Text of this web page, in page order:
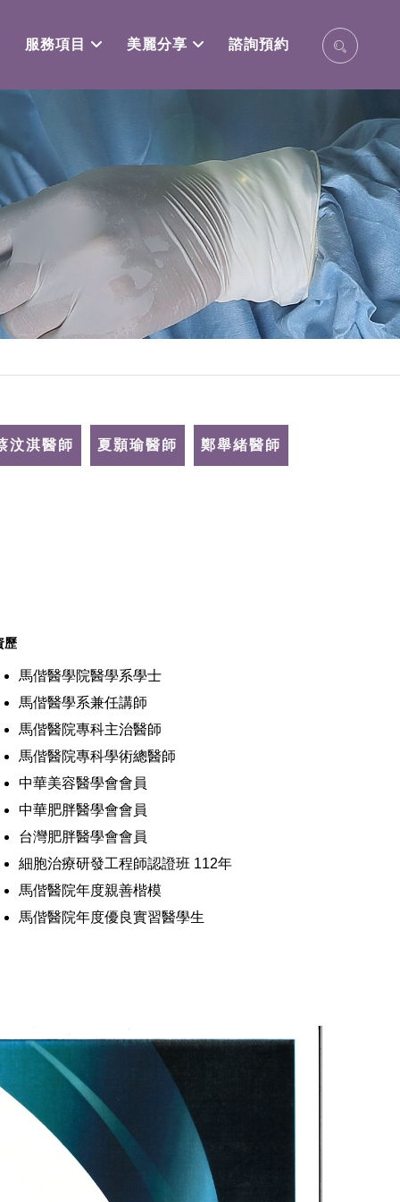
服務項目 美麗分享 諮詢預約
汶淇醫師 夏顥瑜醫師 鄭舉緒醫師
歷
馬偕醫學院醫學系學士
馬偕醫學系兼任講師
馬偕醫院專科主治醫師
馬偕醫院專科學術總醫師
中華美容醫學會會員
中華肥胖醫學會會員
台灣肥胖醫學會會員
細胞治療研發工程師認證班 112年
馬偕醫院年度親善楷模
馬偕醫院年度優良實習醫學生